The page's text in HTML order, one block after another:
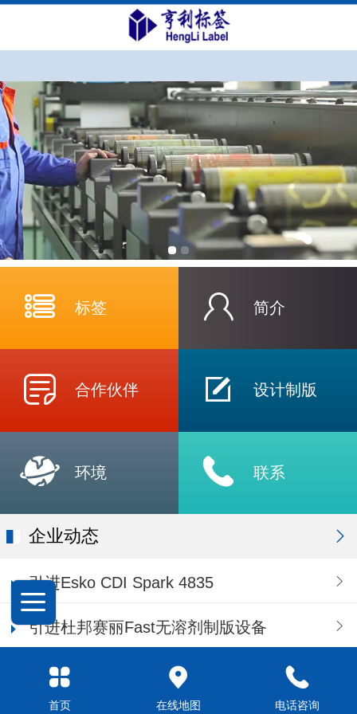
标签 简介
合作伙伴 设计制版
环境 联系
企业动态
引进Esko CDI Spark 4835
引进杜邦赛丽Fast无溶剂制版设备
2026 版权所有
首页 在线地图 电话咨询